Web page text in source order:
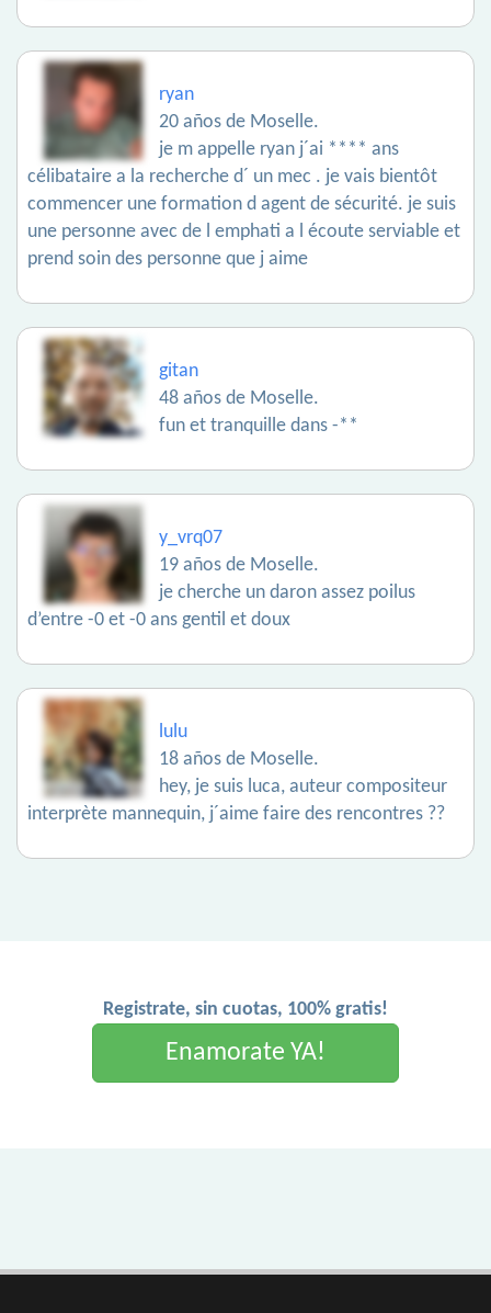
ryan
20 años de Moselle.
je m appelle ryan j´ai **** ans
célibataire a la recherche d´ un mec . je vais bientôt
commencer une formation d agent de sécurité. je suis
une personne avec de l emphati a l écoute serviable et
prend soin des personne que j aime
gitan
48 años de Moselle.
fun et tranquille dans -**
y_vrq07
19 años de Moselle.
je cherche un daron assez poilus
d’entre -0 et -0 ans gentil et doux
lulu
18 años de Moselle.
hey, je suis luca, auteur compositeur
interprète mannequin, j´aime faire des rencontres ??
Registrate, sin cuotas, 100% gratis!
Enamorate YA!